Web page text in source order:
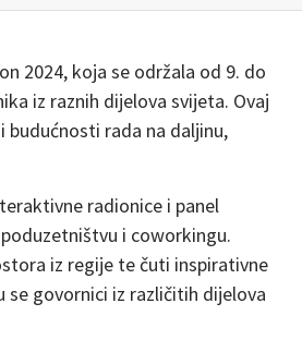
2024, koja se održala od 9. do
iz raznih dijelova svijeta. Ovaj
rada na daljinu,
radionice i panel
i coworkingu.
iz regije te čuti inspirativne
govornici iz različitih dijelova